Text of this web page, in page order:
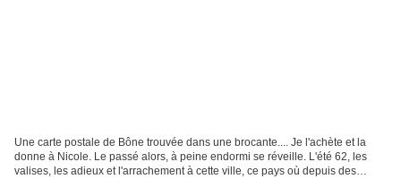
Une carte postale de Bône trouvée dans une brocante.... Je l'achète et la
donne à Nicole. Le passé alors, à peine endormi se réveille. L'été 62, les
valises, les adieux et l'arrachement à cette ville, ce pays où depuis des